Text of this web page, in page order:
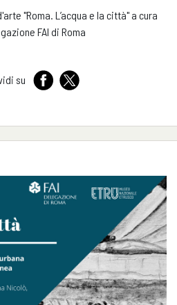
"Roma. L’acqua e la città" a cura
FAI di Roma
su